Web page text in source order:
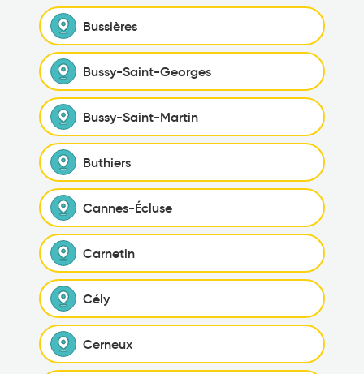
Bussières
Bussy-Saint-Georges
Bussy-Saint-Martin
Buthiers
Cannes-Écluse
Carnetin
Cély
Cerneux